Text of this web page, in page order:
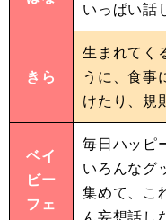
いっぱい話
きら
生まれてく
うに、食事
けたり、規
ベイ
ビー
フェ
毎日ハッピ
いろんなグ
集めて、こ